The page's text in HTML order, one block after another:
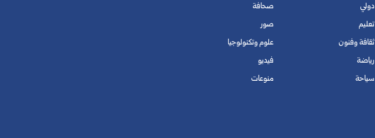
دولي
تعليم
ثقافة وفنون
رياضة
سياحة
صحافة
صور
علوم وتكنولوجيا
فيديو
منوعات